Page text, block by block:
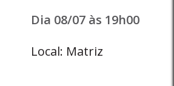
Dia 08/07 às 19h00
Local: Matriz